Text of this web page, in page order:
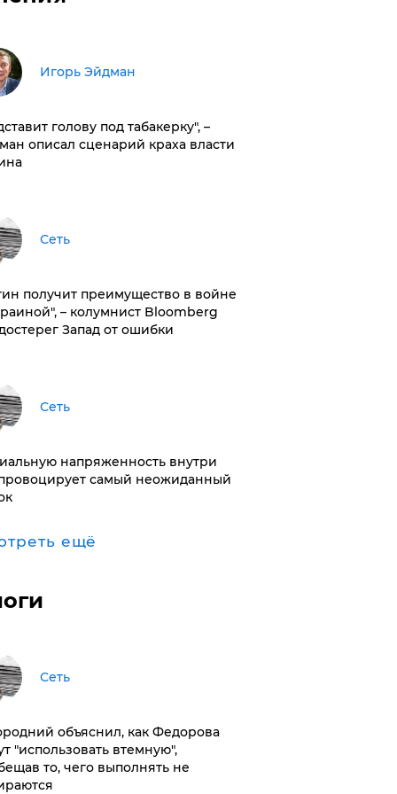
Игорь Эйдман
голову под табакерку", –
описал сценарий краха власти
Сеть
получит преимущество в войне
– колумнист Bloomberg
Запад от ошибки
Сеть
напряженность внутри
самый неожиданный
ещё
Сеть
объяснил, как Федорова
"использовать втемную",
то, чего выполнять не